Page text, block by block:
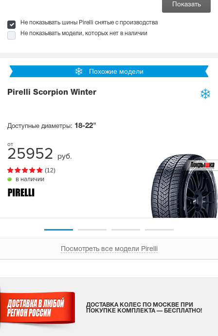
Не показывать шины Pirelli снятые с производства
Не показывать модели, которых нет в наличии
Похожие модели
Pirelli Scorpion Winter
Доступные диаметры: 18-22"
25952 руб.
(12)
в наличии
Посмотреть все модели Pirelli
ДОСТАВКА КОЛЕС ПО МОСКВЕ ПРИ
ПОКУПКЕ КОМПЛЕКТА — БЕСПЛАТНО!